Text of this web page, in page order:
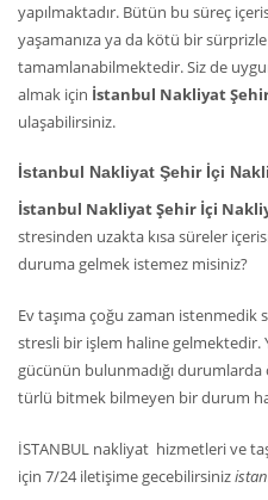
yapılmaktadır. Bütün bu süreç
yaşamanıza ya da kötü bir sürprizle
tamamlanabilmektedir. Siz de
almak için İstanbul Nakliyat
ulaşabilirsiniz.
İstanbul Nakliyat Şehir İçi
İstanbul Nakliyat Şehir İçi
stresinden uzakta kısa süreler
duruma gelmek istemez misiniz?
Ev taşıma çoğu zaman istenmedik
stresli bir işlem haline gelmektedir.
gücünün bulunmadığı
türlü bitmek bilmeyen bir durum
İSTANBUL nakliyat hizmetleri ve
için 7/24 iletişime gecebilirsiniz